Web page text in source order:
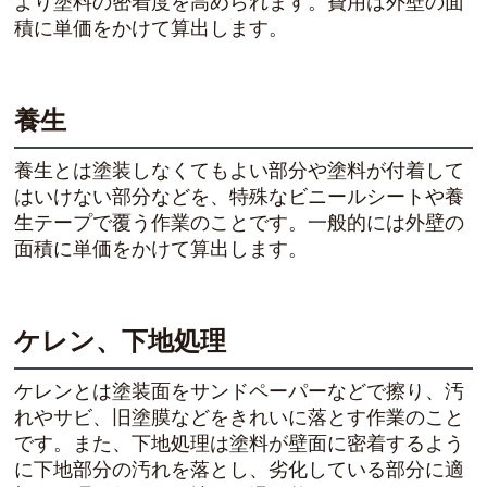
積に単価をかけて算出します。
養生
養生とは塗装しなくてもよい部分や塗料が付着して
はいけない部分などを、特殊なビニールシートや養
生テープで覆う作業のことです。一般的には外壁の
面積に単価をかけて算出します。
ケレン、下地処理
ケレンとは塗装面をサンドペーパーなどで擦り、汚
れやサビ、旧塗膜などをきれいに落とす作業のこと
です。また、下地処理は塗料が壁面に密着するよう
に下地部分の汚れを落とし、劣化している部分に適